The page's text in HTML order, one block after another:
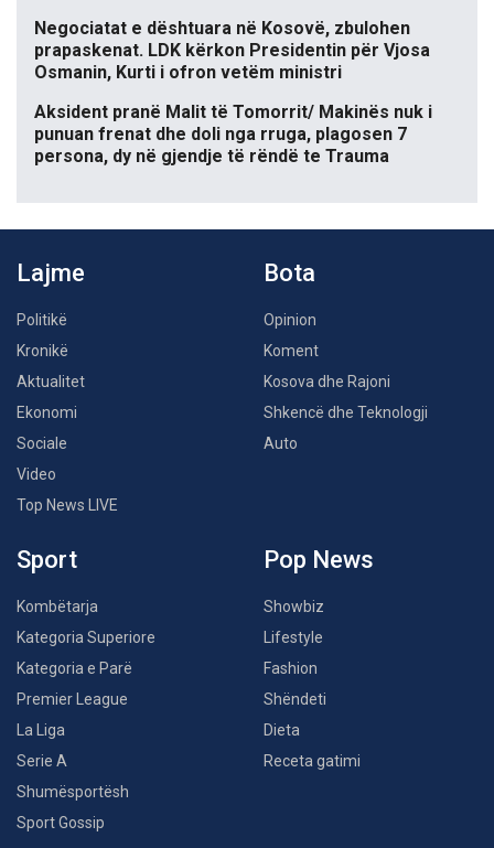
Negociatat e dështuara në Kosovë, zbulohen
prapaskenat. LDK kërkon Presidentin për Vjosa
Osmanin, Kurti i ofron vetëm ministri
Aksident pranë Malit të Tomorrit/ Makinës nuk i
punuan frenat dhe doli nga rruga, plagosen 7
persona, dy në gjendje të rëndë te Trauma
Lajme
Politikë
Kronikë
Aktualitet
Ekonomi
Sociale
Video
Top News LIVE
Bota
Opinion
Koment
Kosova dhe Rajoni
Shkencë dhe Teknologji
Auto
Sport
Kombëtarja
Kategoria Superiore
Kategoria e Parë
Premier League
La Liga
Serie A
Shumësportësh
Sport Gossip
Pop News
Showbiz
Lifestyle
Fashion
Shëndeti
Dieta
Receta gatimi